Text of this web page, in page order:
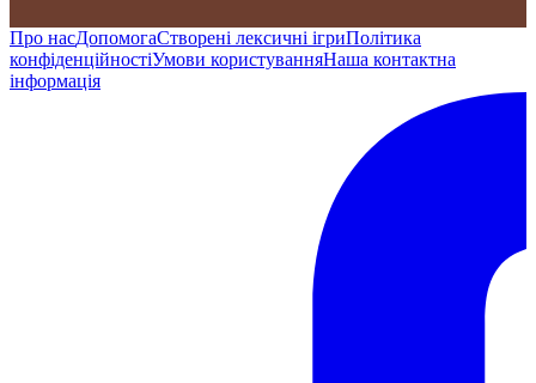
Про насДопомогаСтворені лексичні ігриПолітика
конфіденційностіУмови користуванняНаша контактна
інформація